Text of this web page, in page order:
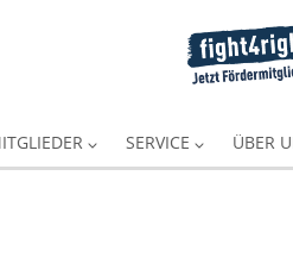
SERVICE ÜBER